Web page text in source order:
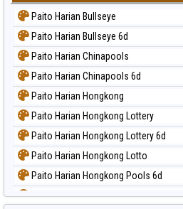
Paito Harian Bullseye
Paito Harian Bullseye 6d
Paito Harian Chinapools
Paito Harian Chinapools 6d
Paito Harian Hongkong
Paito Harian Hongkong Lottery
Paito Harian Hongkong Lottery 6d
Paito Harian Hongkong Lotto
Paito Harian Hongkong Pools 6d
Paito Harian Japan